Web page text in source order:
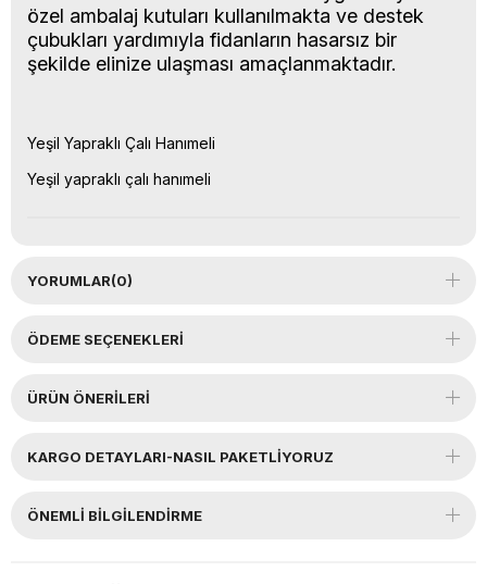
özel ambalaj kutuları kullanılmakta ve destek
çubukları yardımıyla fidanların hasarsız bir
şekilde elinize ulaşması amaçlanmaktadır.
Yeşil Yapraklı Çalı Hanımeli
Yeşil yapraklı çalı hanımeli
YORUMLAR(0)
ÖDEME SEÇENEKLERI
ÜRÜN ÖNERILERI
KARGO DETAYLARI-NASIL PAKETLİYORUZ
ÖNEMLI BILGILENDIRME